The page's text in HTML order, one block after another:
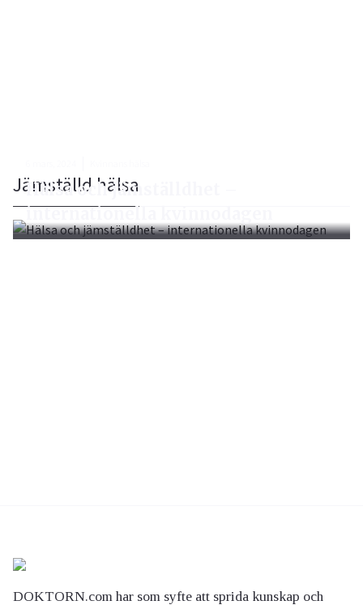
Jämställd hälsa
Hälsa och jämställdhet –
internationella kvinnodagen
DOKTORN.com har som syfte att sprida kunskap och